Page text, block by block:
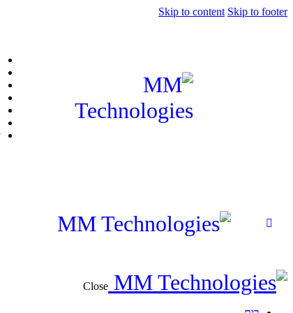
Skip to content Skip to footer
Close